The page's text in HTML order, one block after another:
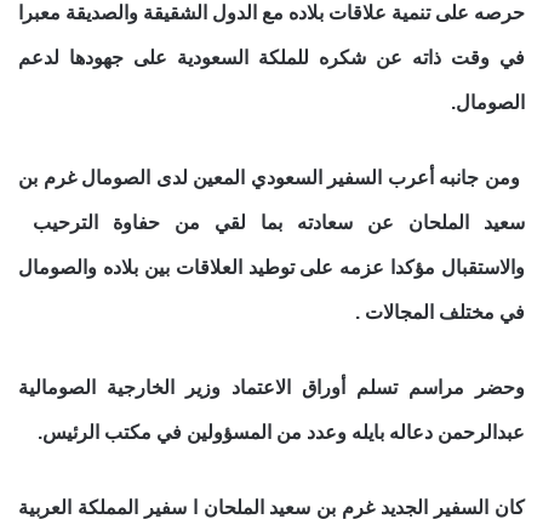
حرصه على تنمية علاقات بلاده مع الدول الشقيقة والصديقة معبرا
في وقت ذاته عن شكره للملكة السعودية على جهودها لدعم
الصومال.
ومن جانبه أعرب السفير السعودي المعين لدى الصومال غرم بن
سعيد الملحان عن سعادته بما لقي من حفاوة الترحيب
والاستقبال مؤكدا عزمه على توطيد العلاقات بين بلاده والصومال
في مختلف المجالات .
وحضر مراسم تسلم أوراق الاعتماد وزير الخارجية الصومالية
عبدالرحمن دعاله بايله وعدد من المسؤولين في مكتب الرئيس.
كان السفير الجديد غرم بن سعيد الملحان ا سفير المملكة العربية